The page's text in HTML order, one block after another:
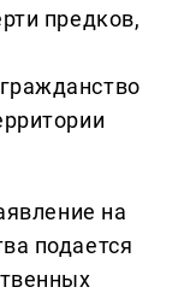
предков,
на
подается